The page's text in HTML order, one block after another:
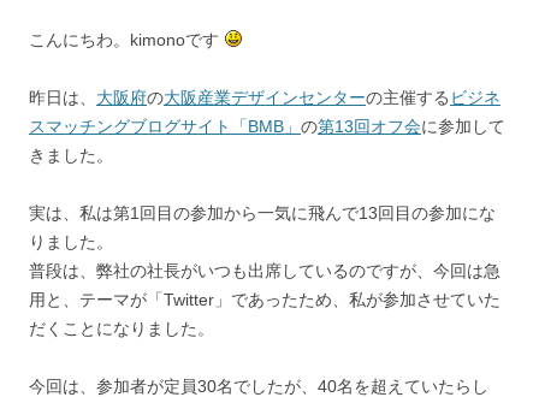
こんにちわ。kimonoです
昨日は、 大阪府の大阪産業デザインセンターの主催する ビジネ
スマッチングブログサイト「BMB」 の第13回オフ会に参加して
きました。
実は、私は第1回目の参加から一気に飛んで13回目の参加にな
りました。
普段は、弊社の社長がいつも出席しているのですが、今回は急
用と、テーマが「Twitter」であったため、私が参加させていた
だくことになりました。
今回は、参加者が定員30名でしたが、40名を超えていたらし